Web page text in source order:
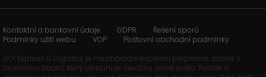
Kontaktní a bankovní údaje GDPR
Řešení sporů
Podmínky užití webu
VOP
Poštovní obchodní podmínky
GO! Express & Logistics je mezinárodní expresní přepravce zásilek s
třicetiletou tradicí, který obsluhuje všechny země světa. Rychle a